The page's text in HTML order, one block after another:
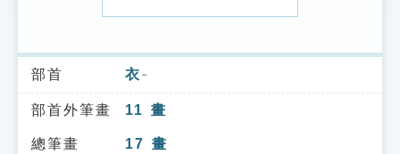
索引選單
知識索引
單字索引
部首 衣 ㄧ
部首外筆畫 11 畫
總筆畫 17 畫